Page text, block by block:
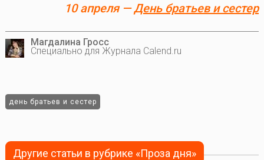
10 апреля —День братьев и сестер
Магдалина Гросс
Специально для Журнала Calend.ru
день братьев и сестер
Другие статьи в рубрике «Проза дня»